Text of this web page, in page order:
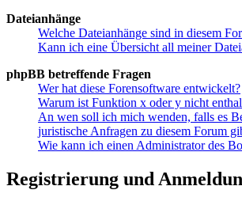
Dateianhänge
Welche Dateianhänge sind in diesem
Kann ich eine Übersicht all meiner
phpBB betreffende Fragen
Wer hat diese Forensoftware entwickelt?
Warum ist Funktion x oder y nicht
An wen soll ich mich wenden, falls es
juristische Anfragen zu diesem Forum
Wie kann ich einen Administrator des
Registrierung und